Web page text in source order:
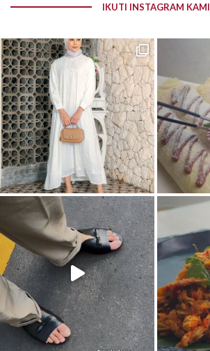
IKUTI INSTAGRAM KAMI